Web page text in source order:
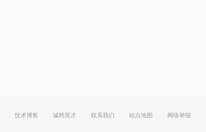
技术博客 诚聘英才 联系我们 站点地图 网络举报